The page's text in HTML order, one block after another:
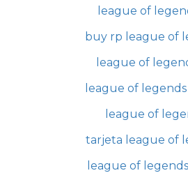
league of
buy rp league of
league of
league of
league of
tarjeta league of
league of